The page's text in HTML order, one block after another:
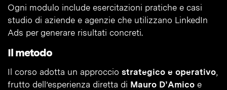
Ogni modulo include esercitazioni pratiche e casi
studio di aziende e agenzie che utilizzano LinkedIn
Ads per generare risultati concreti.
Il metodo
Il corso adotta un approccio strategico e operativo,
frutto dell’esperienza diretta di Mauro D’Amico e